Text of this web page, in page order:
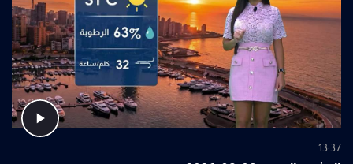
13:37